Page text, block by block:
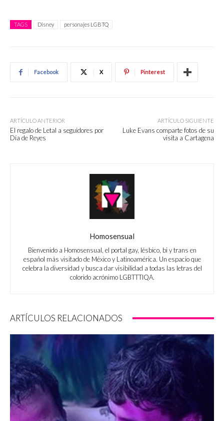
TAGS Disney personajes LGBTQ
Facebook X Pinterest
ARTÍCULO ANTERIOR
El regalo de Letal a seguidores por
Día de Reyes
ARTÍCULO SIGUIENTE
Luke Evans comparte fotos de su
visita a Cartagena
Homosensual
Bienvenido a Homosensual, el portal gay, lésbico, bi y trans en
español más visitado de México y Latinoamérica. Un espacio que
celebra la diversidad y busca dar visibilidad a todas las letras del
colorido acrónimo LGBTTTIQA.
ARTÍCULOS RELACIONADOS